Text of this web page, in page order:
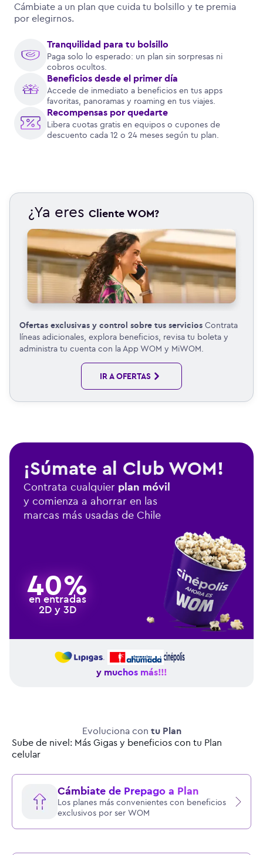
Cámbiate a un plan que cuida tu bolsillo y te premia
por elegirnos.
Tranquilidad para tu bolsillo
Paga solo lo esperado: un plan sin sorpresas ni
cobros ocultos.
Beneficios desde el primer día
Accede de inmediato a beneficios en tus apps
favoritas, panoramas y roaming en tus viajes.
Recompensas por quedarte
Libera cuotas gratis en equipos o cupones de
descuento cada 12 o 24 meses según tu plan.
¿Ya eres Cliente WOM?
Ofertas exclusivas y control sobre tus servicios Contrata
líneas adicionales, explora beneficios, revisa tu boleta y
administra tu cuenta con la App WOM y MiWOM.
IR A OFERTAS
¡Súmate al Club WOM!
Contrata cualquier plan móvil
y comienza a ahorrar en las
marcas más usadas de Chile
40%
en entradas
2D y 3D
y muchos más!!!
Evoluciona con tu Plan
Sube de nivel: Más Gigas y beneficios con tu Plan
celular
Cámbiate de Prepago a Plan
Los planes más convenientes con beneficios
exclusivos por ser WOM